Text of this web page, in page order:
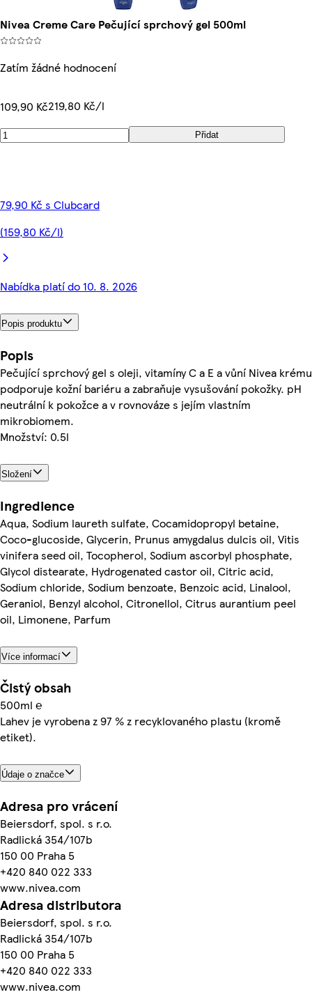
Nivea Creme Care Pečující sprchový gel 500ml
Zatím žádné hodnocení
109,90 Kč219,80 Kč/l
Přidat
79,90 Kč s Clubcard
(159,80 Kč/l)
Nabídka platí do 10. 8. 2026
Popis produktu
Popis
Pečující sprchový gel s oleji, vitamíny C a E a vůní Nivea krému
podporuje kožní bariéru a zabraňuje vysušování pokožky. pH
neutrální k pokožce a v rovnováze s jejím vlastním
mikrobiomem.
Množství: 0.5l
Složení
Ingredience
Aqua, Sodium laureth sulfate, Cocamidopropyl betaine,
Coco-glucoside, Glycerin, Prunus amygdalus dulcis oil, Vitis
vinifera seed oil, Tocopherol, Sodium ascorbyl phosphate,
Glycol distearate, Hydrogenated castor oil, Citric acid,
Sodium chloride, Sodium benzoate, Benzoic acid, Linalool,
Geraniol, Benzyl alcohol, Citronellol, Citrus aurantium peel
oil, Limonene, Parfum
Více informací
Čistý obsah
500ml ℮
Lahev je vyrobena z 97 % z recyklovaného plastu (kromě
etiket).
Údaje o značce
Adresa pro vrácení
Beiersdorf, spol. s r.o.
Radlická 354/107b
150 00 Praha 5
+420 840 022 333
www.nivea.com
Adresa distributora
Beiersdorf, spol. s r.o.
Radlická 354/107b
150 00 Praha 5
+420 840 022 333
www.nivea.com